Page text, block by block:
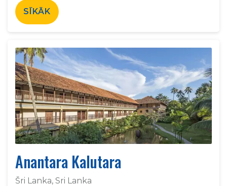
SĪKĀK
Anantara Kalutara
Šri Lanka, Sri Lanka